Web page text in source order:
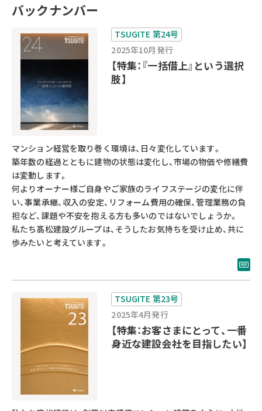
バックナンバー
TSUGITE 第24号
2025年10月発行
【特集：『一括借上』という選択
肢】
マンション経営を取り巻く環境は、日々変化しています。
築年数の経過とともに建物の状態は変化し、市場の物価や修繕費
は変動します。
何よりオーナー様ご自身やご家族のライフステージの変化に伴
い、事業承継、収入の安定、リフォーム費用の確保、管理業務の負
担など、課題や不安を抱える方も多いのではないでしょうか。
私たち髙松建設グループは、そうしたお気持ちを受け止め、共に
歩みたいと考えています。
TSUGITE 第23号
2025年4月発行
【特集：お客さまにとって、一番
身近な建設会社を目指したい】